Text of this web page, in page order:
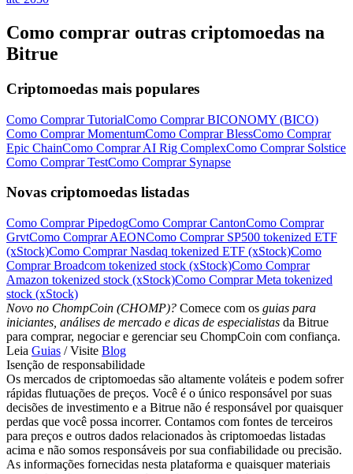
Como comprar outras criptomoedas na
Bitrue
Criptomoedas mais populares
Como Comprar TutorialComo Comprar BICONOMY (BICO)
Como Comprar MomentumComo Comprar BlessComo Comprar
Epic ChainComo Comprar AI Rig ComplexComo Comprar Solstice
Como Comprar TestComo Comprar Synapse
Novas criptomoedas listadas
Como Comprar PipedogComo Comprar CantonComo Comprar
GrvtComo Comprar AEONComo Comprar SP500 tokenized ETF
(xStock)Como Comprar Nasdaq tokenized ETF (xStock)Como
Comprar Broadcom tokenized stock (xStock)Como Comprar
Amazon tokenized stock (xStock)Como Comprar Meta tokenized
stock (xStock)
Novo no ChompCoin (CHOMP)? Comece com os guias para
iniciantes, análises de mercado e dicas de especialistas da Bitrue
para comprar, negociar e gerenciar seu ChompCoin com confiança.
Leia Guias / Visite Blog
Isenção de responsabilidade
Os mercados de criptomoedas são altamente voláteis e podem sofrer
rápidas flutuações de preços. Você é o único responsável por suas
decisões de investimento e a Bitrue não é responsável por quaisquer
perdas que você possa incorrer. Contamos com fontes de terceiros
para preços e outros dados relacionados às criptomoedas listadas
acima e não somos responsáveis por sua confiabilidade ou precisão.
As informações fornecidas nesta plataforma e quaisquer materiais